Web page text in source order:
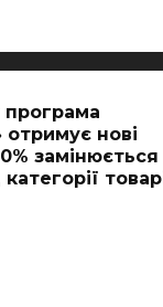
програма
нові
замінюється